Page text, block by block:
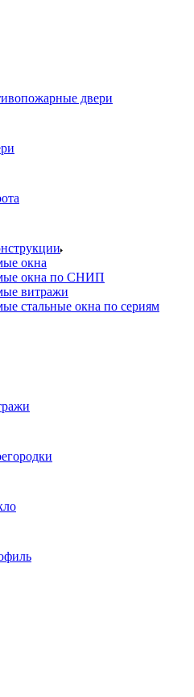
двери
окна
окна по СНИП
витражи
стальные окна по сериям